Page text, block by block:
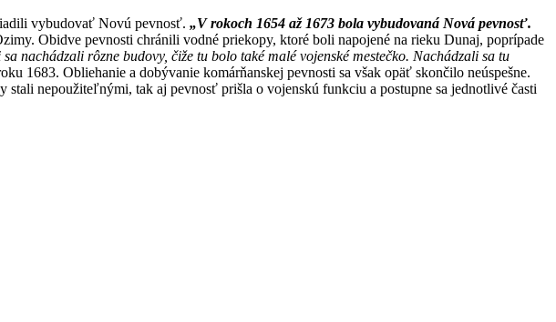
vybudovať Novú pevnosť. „V rokoch 1654 až 1673 bola vybudovaná Nová pevnosť.
Obidve pevnosti chránili vodné priekopy, ktoré boli napojené na rieku Dunaj, poprípade
sa nachádzali rôzne budovy, čiže tu bolo také malé vojenské mestečko. Nachádzali sa tu
1683. Obliehanie a dobývanie komárňanskej pevnosti sa však opäť skončilo neúspešne.
stali nepoužiteľnými, tak aj pevnosť prišla o vojenskú funkciu a postupne sa jednotlivé časti